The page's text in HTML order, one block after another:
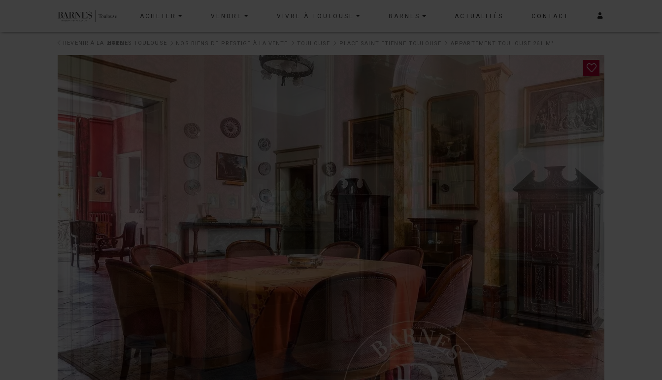
ACHETER VENDRE VIVRE À TOULOUSE BARNES ACTUALITÉS CONTACT
BARNES TOULOUSE NOS BIENS DE PRESTIGE À LA VENTE TOULOUSE PLACE SAINT ETIENNE TOULOUSE APPARTEMENT TOULOUSE 261 M²
REVENIR À LA LISTE